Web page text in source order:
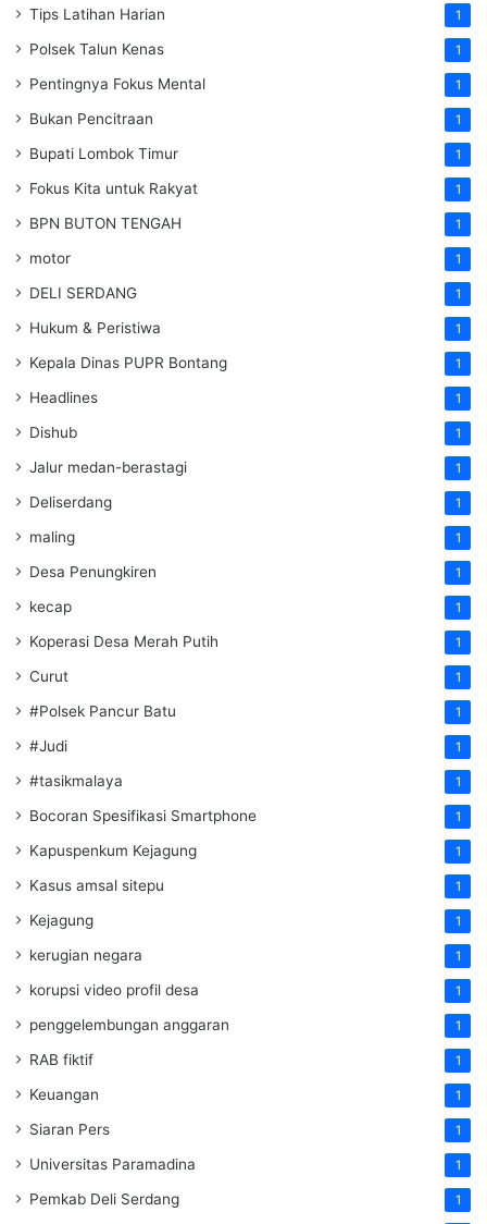
Tips Latihan Harian 1
Polsek Talun Kenas 1
Pentingnya Fokus Mental 1
Bukan Pencitraan 1
Bupati Lombok Timur 1
Fokus Kita untuk Rakyat 1
BPN BUTON TENGAH 1
motor 1
DELI SERDANG 1
Hukum & Peristiwa 1
Kepala Dinas PUPR Bontang 1
Headlines 1
Dishub 1
Jalur medan-berastagi 1
Deliserdang 1
maling 1
Desa Penungkiren 1
kecap 1
Koperasi Desa Merah Putih 1
Curut 1
#Polsek Pancur Batu 1
#Judi 1
#tasikmalaya 1
Bocoran Spesifikasi Smartphone 1
Kapuspenkum Kejagung 1
Kasus amsal sitepu 1
Kejagung 1
kerugian negara 1
korupsi video profil desa 1
penggelembungan anggaran 1
RAB fiktif 1
Keuangan 1
Siaran Pers 1
Universitas Paramadina 1
Pemkab Deli Serdang 1